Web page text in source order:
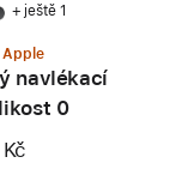
+ ještě 1
Apple
navlékací
0